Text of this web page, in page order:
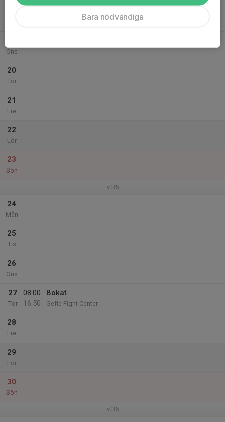
Ons
20
Tor
21
Fre
22
Lör
23
Sön
v.35
24
Mån
25
Tis
26
Ons
27
Tor
08:00
16:50
Bokat
Gefle Fight Center
28
Fre
29
Lör
30
Sön
v.36
Bara nödvändiga